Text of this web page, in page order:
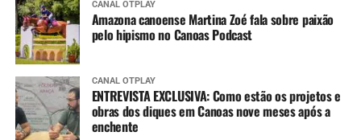
CANAL OTPLAY
Amazona canoense Martina Zoé fala sobre paixão
pelo hipismo no Canoas Podcast
CANAL OTPLAY
ENTREVISTA EXCLUSIVA: Como estão os projetos e
obras dos diques em Canoas nove meses após a
enchente